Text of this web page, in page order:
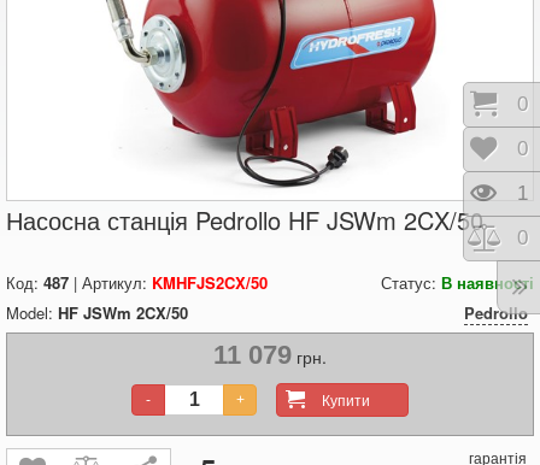
Насосна станція Pedrollo HF JSWm 2CX/50
Код: 487 | Артикул: KMHFJS2CX/50 Статус: В наявності
Model: HF JSWm 2CX/50 Pedrollo
11 079 грн.
Купити
- +
гарантія
0
0
1
0